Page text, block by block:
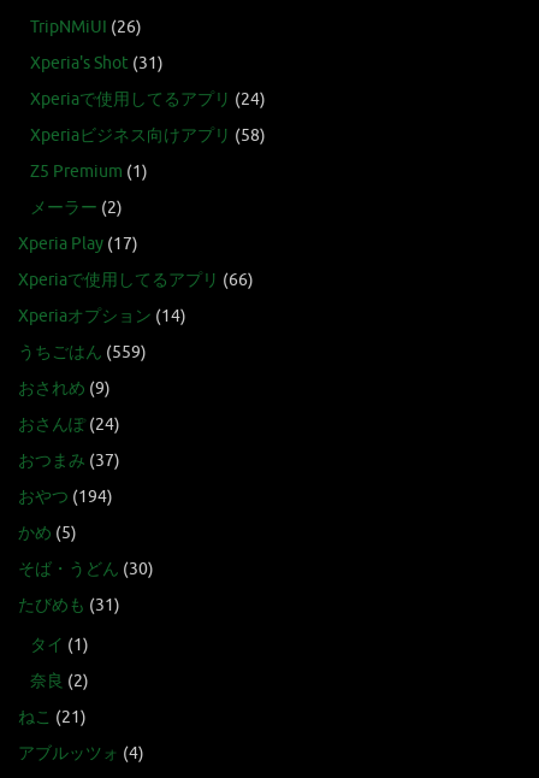
TripNMiUI (26)
Xperia's Shot (31)
Xperiaで使用してるアプリ (24)
Xperiaビジネス向けアプリ (58)
Z5 Premium (1)
メーラー (2)
Xperia Play (17)
Xperiaで使用してるアプリ (66)
Xperiaオプション (14)
うちごはん (559)
おされめ (9)
おさんぽ(24)
おつまみ (37)
おやつ (194)
かめ (5)
そば・うどん (30)
たびめも (31)
タイ (1)
奈良 (2)
ねこ (21)
アブルッツォ (4)